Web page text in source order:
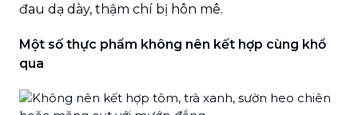
đau dạ dày, thậm chí bị hôn mê.
Một số thực phẩm không nên kết hợp cùng khổ
qua